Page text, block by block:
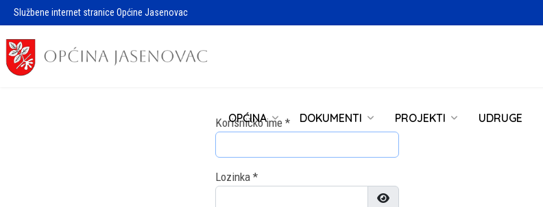
Službene internet stranice Općine Jasenovac
OPĆINA DOKUMENTI PROJEKTI UDRUGE
Korisničko ime*
Lozinka*